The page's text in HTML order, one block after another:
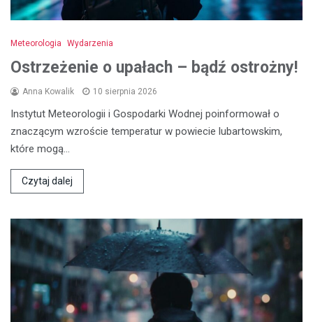
Meteorologia Wydarzenia
Ostrzeżenie o upałach – bądź ostrożny!
Anna Kowalik 10 sierpnia 2026
Instytut Meteorologii i Gospodarki Wodnej poinformował o
znaczącym wzroście temperatur w powiecie lubartowskim,
które mogą…
Czytaj dalej